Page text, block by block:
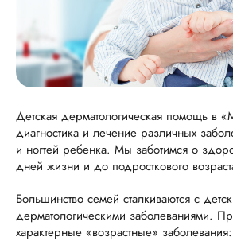
Детская дерматологическая помощь в
диагностика и лечение различных
и ногтей ребенка. Мы заботимся о
дней жизни и до подросткового
Большинство семей сталкиваются с
дерматологическими заболеваниями.
характерные «возрастные»